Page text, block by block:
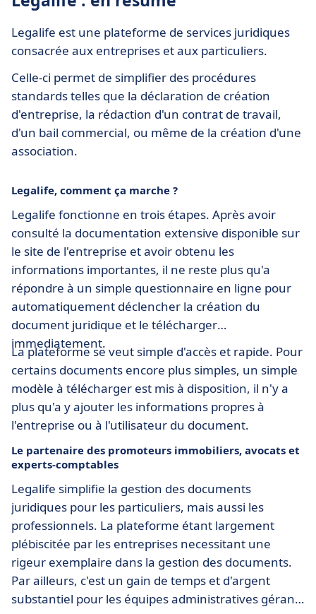
Legalife est une plateforme de services juridiques
consacrée aux entreprises et aux particuliers.
Celle-ci permet de simplifier des procédures
standards telles que la déclaration de création
d'entreprise, la rédaction d'un contrat de travail,
d'un bail commercial, ou même de la création d'une
association.
Legalife, comment ça marche ?
Legalife fonctionne en trois étapes. Après avoir
consulté la documentation extensive disponible sur
le site de l'entreprise et avoir obtenu les
informations importantes, il ne reste plus qu'a
répondre à un simple questionnaire en ligne pour
automatiquement déclencher la création du
document juridique et le télécharger
immediatement.
La plateforme se veut simple d'accès et rapide. Pour
certains documents encore plus simples, un simple
modèle à télécharger est mis à disposition, il n'y a
plus qu'a y ajouter les informations propres à
l'entreprise ou à l'utilisateur du document.
Le partenaire des promoteurs immobiliers, avocats et
experts-comptables
Legalife simplifie la gestion des documents
juridiques pour les particuliers, mais aussi les
professionnels. La plateforme étant largement
plébiscitée par les entreprises necessitant une
rigeur exemplaire dans la gestion des documents.
Par ailleurs, c'est un gain de temps et d'argent
substantiel pour les équipes administratives gérants